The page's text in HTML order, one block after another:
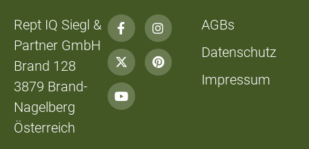
Rept IQ Siegl &
Partner GmbH
Brand 128
3879 Brand-
Nagelberg
Österreich
AGBs
Datenschutz
Impressum